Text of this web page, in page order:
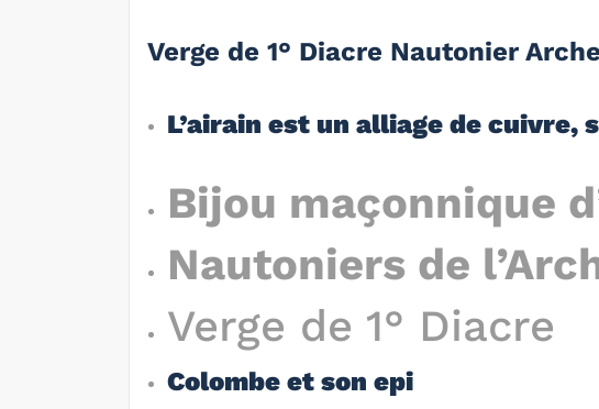
Verge de 1° Diacre Nautonier
L’airain est un alliage de cuivre,
Bijou maçonnique
Nautoniers de
Verge de 1° Diacre
Colombe et son epi